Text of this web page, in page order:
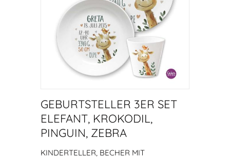
GEBURTSTELLER 3ER SET
ELEFANT, KROKODIL,
PINGUIN, ZEBRA
KINDERTELLER, BECHER MIT